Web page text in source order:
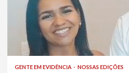
GENTE EM EVIDÊNCIA NOSSAS EDIÇÕES